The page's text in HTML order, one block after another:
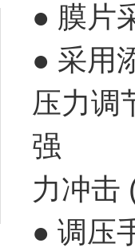
● 膜片
● 采用
压力调
强
力冲击
● 调压